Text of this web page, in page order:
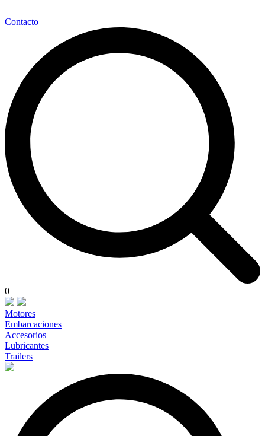
Contacto
0
Motores
Embarcaciones
Accesorios
Lubricantes
Trailers